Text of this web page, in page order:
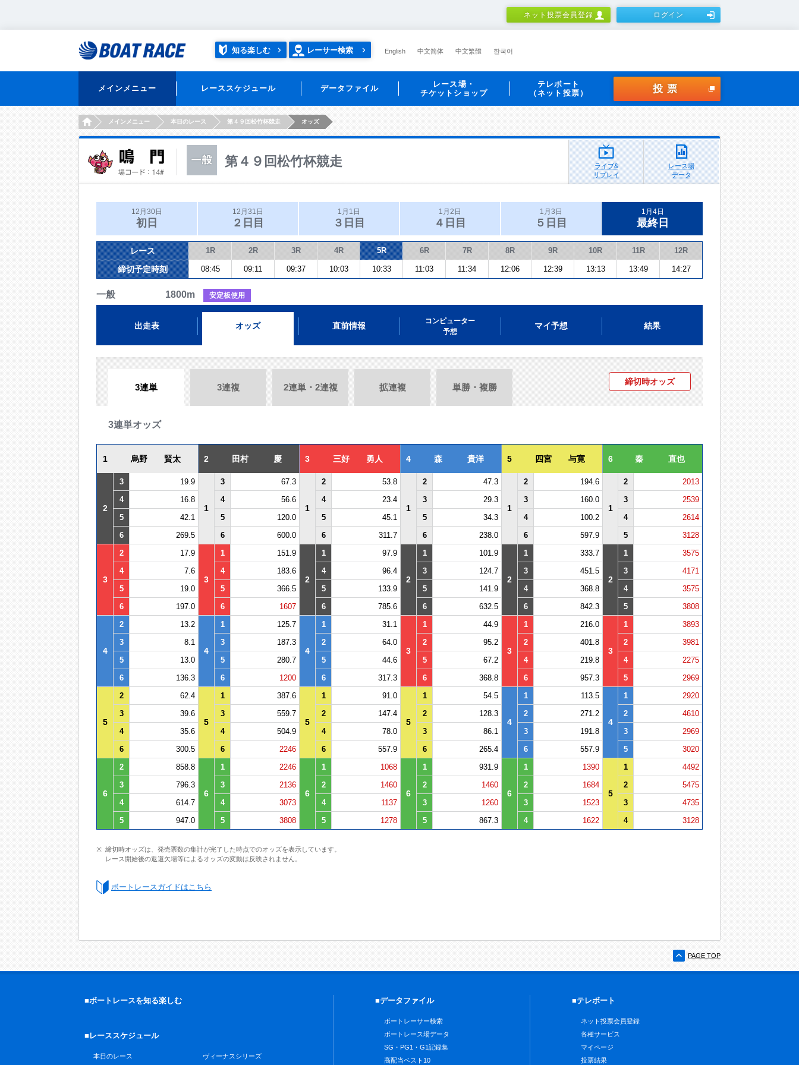
ネット投票会員登録 ログイン
知る楽しむ レーサー検索 English 中文简体 中文繁體 한국어
メインメニュー レーススケジュール データファイル
レース場・
チケットショップ
テレボート
（ネット投票）
投票
HOMEメインメニュー 本日のレース 第４９回松竹杯競走 オッズ
第４９回松竹杯競走
ライブ&
リプレイ
レース場
データ
12月30日
初日
12月31日
２日目
1月1日
３日目
1月2日
４日目
1月3日
５日目
1月4日
最終日
レース 1R 2R 3R 4R 5R 6R 7R 8R 9R 10R 11R 12R
締切予定時刻 08:45 09:11 09:37 10:03 10:33 11:03 11:34 12:06 12:39 13:13 13:49 14:27
一般 1800m 安定板使用
出走表 オッズ 直前情報
コンピューター
予想
マイ予想 結果
3連単 3連複 2連単・2連複 拡連複 単勝・複勝
締切時オッズ
3連単オッズ
1 烏野 賢太 2 田村 慶 3 三好 勇人 4 森 貴洋 5 四宮 与寛 6 秦 直也
2
3 19.9
1
3 67.3
1
2 53.8
1
2 47.3
1
2 194.6
1
2
2013
4
16.8 4 56.6 4 23.4 3 29.3 3 160.0 3
2539
5
42.1 5 120.0 5 45.1 5 34.3 4 100.2 4
2614
6
269.5 6 600.0 6 311.7 6 238.0 6 597.9 5 3128
3
2 17.9
3
1 151.9
2
1 97.9
2
1 101.9
2
1 333.7
2
1
3575
4
7.6 4 183.6 4 96.4 3 124.7 3 451.5 3
4171
5
19.0 5 366.5 5 133.9 5 141.9 4 368.8 4
3575
6
197.0 6 1607 6 785.6 6 632.5 6 842.3 5 3808
4
2 13.2
4
1 125.7
4
1 31.1
3
1 44.9
3
1 216.0
3
1
3893
3
8.1 3 187.3 2 64.0 2 95.2 2 401.8 2
3981
5
13.0 5 280.7 5 44.6 5 67.2 4 219.8 4
2275
6
136.3 6 1200 6 317.3 6 368.8 6 957.3 5 2969
5
2 62.4
5
1 387.6
5
1 91.0
5
1 54.5
4
1 113.5
4
1
2920
3
39.6 3 559.7 2 147.4 2 128.3 2 271.2 2
4610
4
35.6 4 504.9 4 78.0 3 86.1 3 191.8 3
2969
6
300.5 6 2246 6 557.9 6 265.4 6 557.9 5 3020
6
2 858.8
6
1 2246
6
1 1068
6
1 931.9
6
1 1390
5
1
4492
3
796.3 3 2136 2 1460 2 1460 2 1684 2
5475
4
614.7 4 3073 4 1137 3 1260 3 1523 3
4735
5
947.0 5 3808 5 1278 5 867.3 4 1622 4 3128
締切時オッズは、発売票数の集計が完了した時点でのオッズを表示しています。
レース開始後の返還欠場等によるオッズの変動は反映されません。
ボートレースガイドはこちら
PAGE TOP
■ボートレースを知る楽しむ
■レーススケジュール
本日のレース ヴィーナスシリーズ
■データファイル
ボートレーサー検索
ボートレース場データ
SG・PG1・G1記録集
高配当ベスト10
■テレボート
ネット投票会員登録
各種サービス
マイページ
投票結果